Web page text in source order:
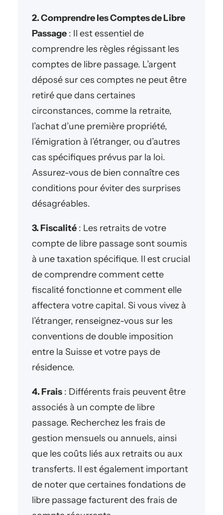
2. Comprendre les Comptes de Libre
Passage : Il est essentiel de
comprendre les règles régissant les
comptes de libre passage. L’argent
déposé sur ces comptes ne peut être
retiré que dans certaines
circonstances, comme la retraite,
l’achat d’une première propriété,
l’émigration à l’étranger, ou d’autres
cas spécifiques prévus par la loi.
Assurez-vous de bien connaître ces
conditions pour éviter des surprises
désagréables.
3. Fiscalité : Les retraits de votre
compte de libre passage sont soumis
à une taxation spécifique. Il est crucial
de comprendre comment cette
fiscalité fonctionne et comment elle
affectera votre capital. Si vous vivez à
l’étranger, renseignez-vous sur les
conventions de double imposition
entre la Suisse et votre pays de
résidence.
4. Frais : Différents frais peuvent être
associés à un compte de libre
passage. Recherchez les frais de
gestion mensuels ou annuels, ainsi
que les coûts liés aux retraits ou aux
transferts. Il est également important
de noter que certaines fondations de
libre passage facturent des frais de